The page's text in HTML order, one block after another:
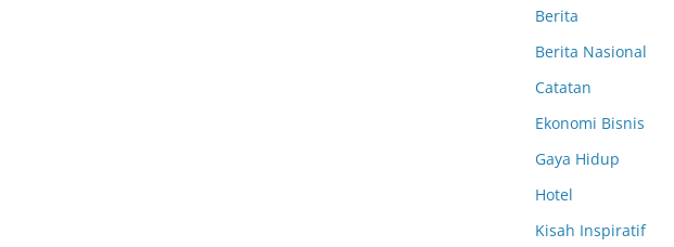
Berita
Berita Nasional
Catatan
Ekonomi Bisnis
Gaya Hidup
Hotel
Kisah Inspiratif